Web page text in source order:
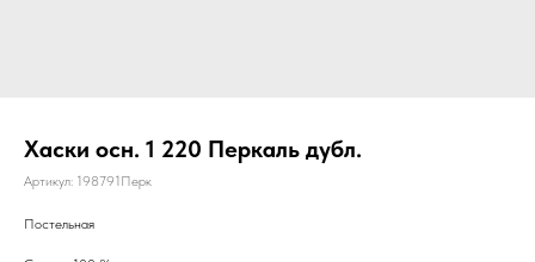
Хаски осн. 1 220 Перкаль дубл.
Артикул: 198791Перк
Постельная